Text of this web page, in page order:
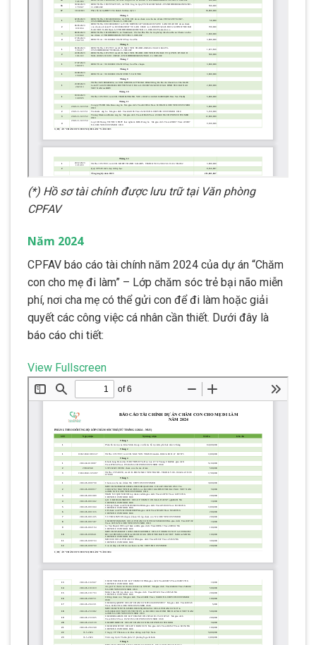
(*) Hồ sơ tài chính được lưu trữ tại Văn phòng
CPFAV
Năm 2024
CPFAV báo cáo tài chính năm 2024 của dự án “Chăm
con cho mẹ đi làm” – Lớp chăm sóc trẻ bại não miễn
phí, nơi cha mẹ có thể gửi con để đi làm hoặc giải
quyết các công việc cá nhân cần thiết. Dưới đây là
báo cáo chi tiết:
View Fullscreen